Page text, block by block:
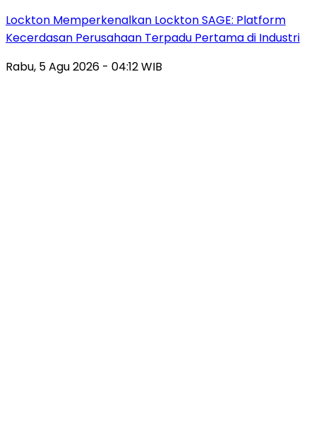
Lockton Memperkenalkan Lockton SAGE: Platform
Kecerdasan Perusahaan Terpadu Pertama di Industri
Rabu, 5 Agu 2026 - 04:12 WIB